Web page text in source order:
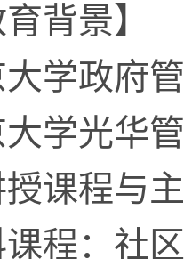
育背景】
学政府
学光华
授课程与
程：社